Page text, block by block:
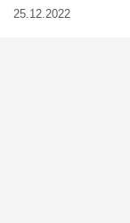
25.12.2022